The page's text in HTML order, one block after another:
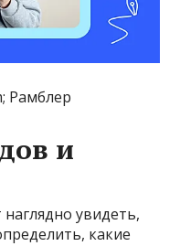
Рамблер
и
увидеть,
какие